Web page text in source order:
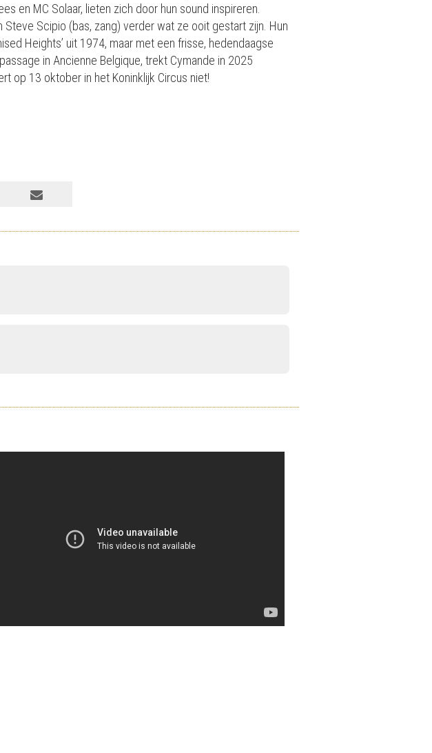
en MC Solaar, lieten zich door hun sound inspireren.
Scipio (bas, zang) verder wat ze ooit gestart zijn. Hun
Heights’ uit 1974, maar met een frisse, hedendaagse
in Ancienne Belgique, trekt Cymande in 2025
op 13 oktober in het Koninklijk Circus niet!